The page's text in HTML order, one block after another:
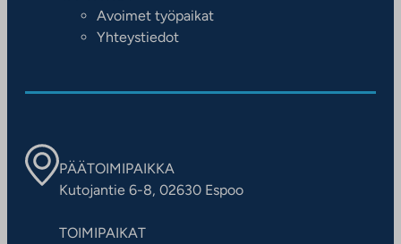
Avoimet työpaikat
Yhteystiedot
PÄÄTOIMIPAIKKA
Kutojantie 6-8, 02630 Espoo
TOIMIPAIKAT